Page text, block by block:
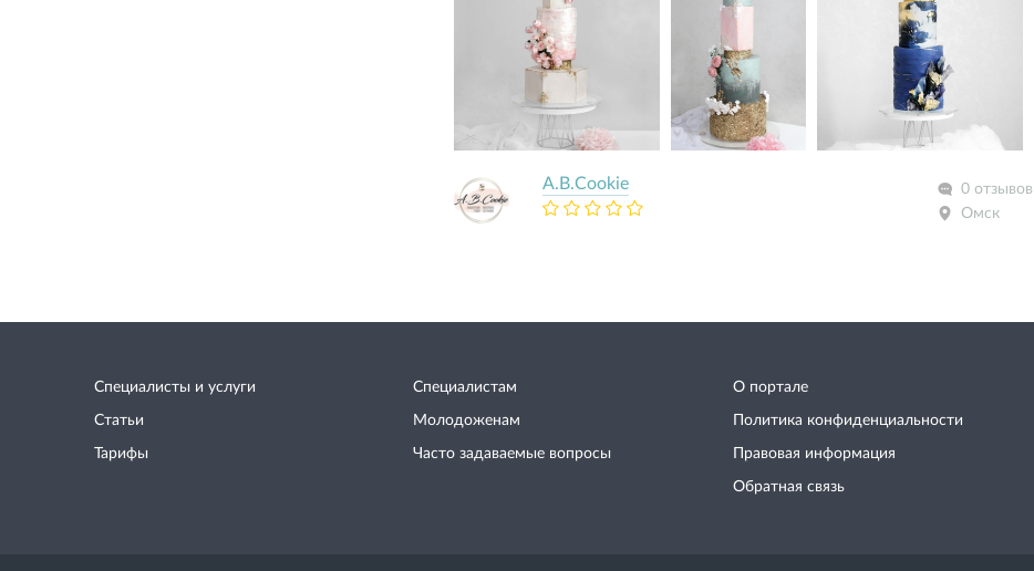
A.B.Cookie
0 отзывов
Омск
Специалисты и услуги
Статьи
Тарифы
Специалистам
Молодоженам
Часто задаваемые вопросы
О портале
Политика конфиденциальности
Правовая информация
Обратная связь